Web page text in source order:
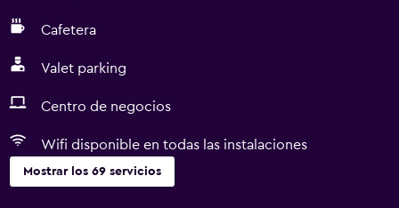
Cafetera
Valet parking
Centro de negocios
Wifi disponible en todas las instalaciones
Mostrar los 69 servicios